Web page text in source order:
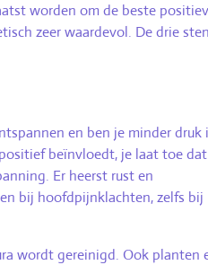
worden om de beste
zeer waardevol. De drie
en ben je minder druk
beïnvloedt, je laat toe dat
Er heerst rust en
bij hoofdpijnklachten,zelfs bij
wordt gereinigd. Ook planten